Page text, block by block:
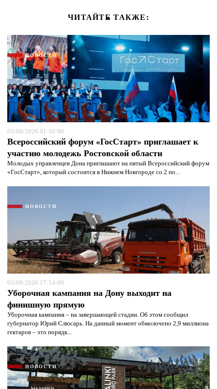
ЧИТАЙТЕ ТАКЖЕ:
НОВОСТИ
05/08/2026 01:10:00
Всероссийский форум «ГосСтарт» приглашает к
участию молодежь Ростовской области
Молодых управленцев Дона приглашают на пятый Всероссийский форум
«ГосСтарт», который состоится в Нижнем Новгороде со 2 по...
НОВОСТИ
03/08/2026 17:14:00
Уборочная кампания на Дону выходит на
финишную прямую
Уборочная кампания – на завершающей стадии. Об этом сообщил
губернатор Юрий Слюсарь. На данный момент обмолочено 2,9 миллиона
гектаров – это порядк...
НОВОСТИ